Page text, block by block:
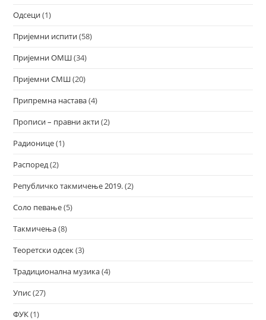
Одсеци(1)
Пријемни испити(58)
Пријемни ОМШ(34)
Пријемни СМШ(20)
Припремна настава(4)
Прописи – правни акти(2)
Радионице(1)
Распоред(2)
Републичко такмичење 2019.(2)
Соло певање(5)
Такмичења(8)
Теоретски одсек(3)
Традиционална музика(4)
Упис(27)
ФУК(1)